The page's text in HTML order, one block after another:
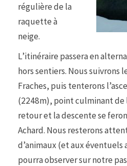
régulière de la
raquette à
neige.
L’itinéraire passera en
hors sentiers. Nous suivrons
Fraches, puis tenterons
(2248m), point culminant de
retour et la descente se
Achard. Nous resterons
d’animaux (et aux éventuels
pourra observer sur notre